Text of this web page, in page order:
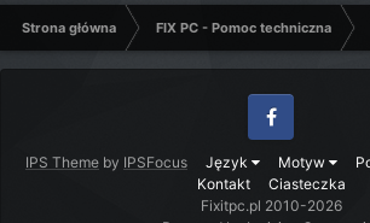
Strona główna FIX PC - Pomoc techniczna
IPS Theme by IPSFocus Język Motyw
Kontakt
Ciasteczka
Facebook
Fixitpc.pl 2010-2026